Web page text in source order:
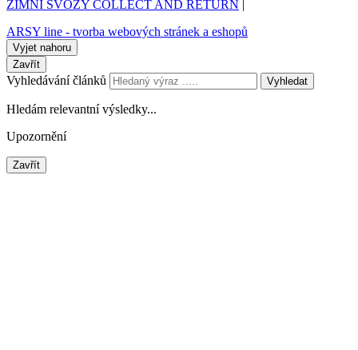
ZIMNÍ SVOZY COLLECT AND RETURN
ARSY line - tvorba webových stránek a eshopů
Vyjet nahoru
Zavřít
Vyhledávání článků Vyhledat
Hledám relevantní výsledky...
Upozornění
Zavřít